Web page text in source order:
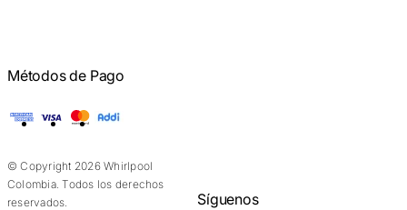
Métodos de Pago
American Express
Visa Mastercard
© Copyright 2026 Whirlpool
Colombia. Todos los derechos
reservados.
Síguenos